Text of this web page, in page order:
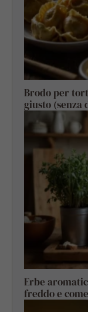
Brodo per
giusto (senza
Erbe
freddo e